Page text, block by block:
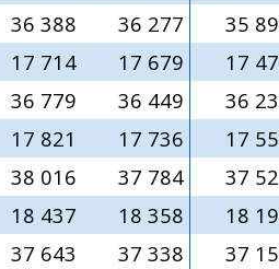
36 388 36 277 35
17 714 17 679 17
36 779 36 449 36
17 821 17 736 17
38 016 37 784 37
18 437 18 358 18
37 643 37 338 37